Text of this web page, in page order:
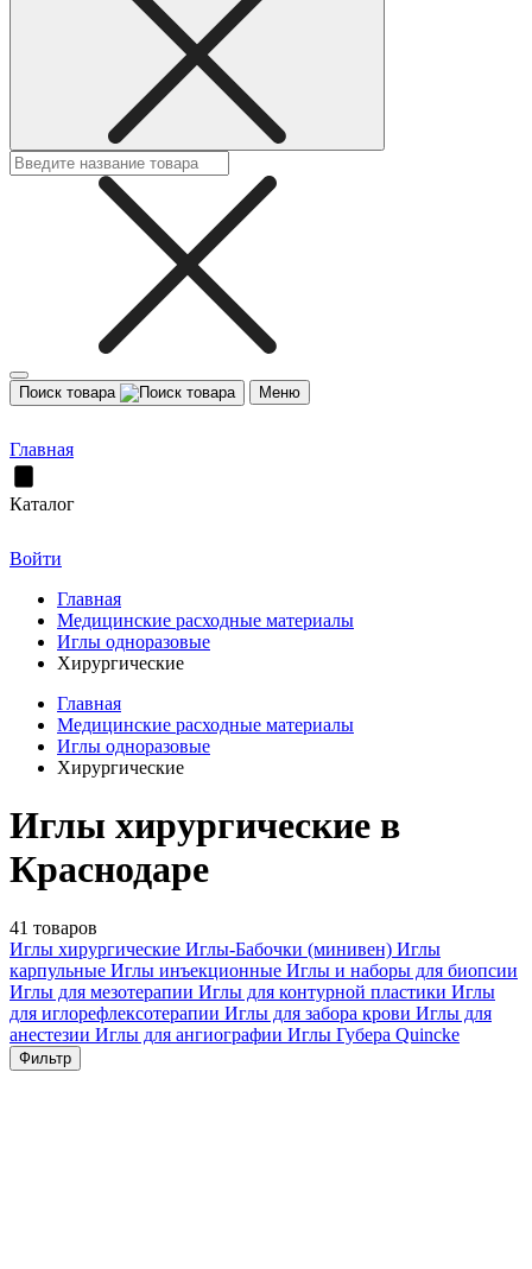
Поиск товара Меню
Главная
Каталог
Войти
Главная
Медицинские расходные материалы
Иглы одноразовые
Хирургические
Главная
Медицинские расходные материалы
Иглы одноразовые
Хирургические
Иглы хирургические в
Краснодаре
41 товаров
Иглы хирургические Иглы-Бабочки (минивен) Иглы
карпульные Иглы инъекционные Иглы и наборы для биопсии
Иглы для мезотерапии Иглы для контурной пластики Иглы
для иглорефлексотерапии Иглы для забора крови Иглы для
анестезии Иглы для ангиографии Иглы Губера Quincke
Фильтр